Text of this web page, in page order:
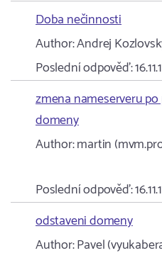
Doba nečinnosti
Author:Andrej
Poslední odpověď:
zmena nameserveru
domeny
Author:martin
Poslední odpověď:
odstaveni domeny
Author:Pavel